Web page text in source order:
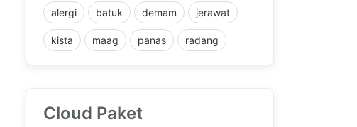
alergi batuk demam jerawat
kista maag panas radang
Cloud Paket